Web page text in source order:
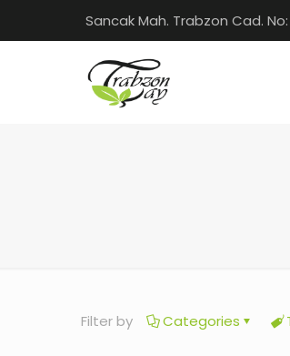
Sancak Mah. Trabzon Cad.
Filter by Categories